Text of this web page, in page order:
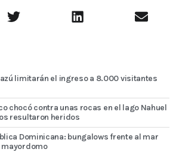
limitarán el ingreso a 8.000 visitantes
chocó contra unas rocas en el lago Nahuel
resultaron heridos
Dominicana: bungalows frente al mar
mayordomo